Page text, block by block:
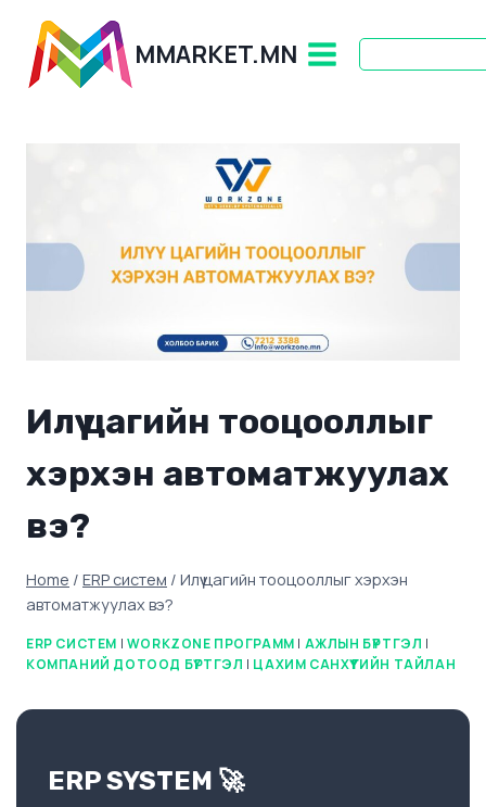
content
MMARKET.MN
Илүү цагийн тооцооллыг
хэрхэн автоматжуулах
вэ?
Home / ERP систем / Илүү цагийн тооцооллыг хэрхэн
автоматжуулах вэ?
ERP СИСТЕМ | WORKZONE ПРОГРАММ | АЖЛЫН БҮРТГЭЛ |
КОМПАНИЙ ДОТООД БҮРТГЭЛ | ЦАХИМ САНХҮҮГИЙН ТАЙЛАН
ERP SYSTEM 🚀